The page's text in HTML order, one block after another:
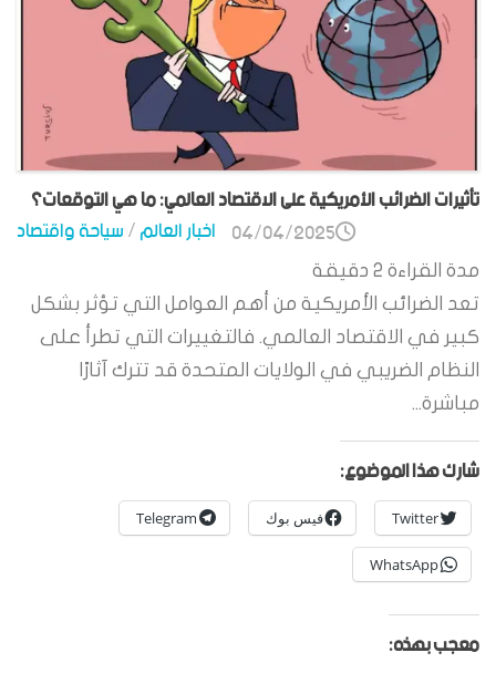
تأثيرات الضرائب الأمريكية على الاقتصاد العالمي: ما هي التوقعات؟
اخبار العالم/سياحة واقتصاد 04/04/2025
مدة القراءة 2 دقيقة
تعد الضرائب الأمريكية من أهم العوامل التي تؤثر بشكل
كبير في الاقتصاد العالمي. فالتغييرات التي تطرأ على
النظام الضريبي في الولايات المتحدة قد تترك آثارًا
مباشرة...
شارك هذا الموضوع:
Twitter فيس بوك Telegram
WhatsApp
معجب بهذه: